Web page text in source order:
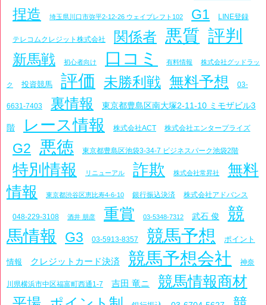
捏造 埼玉県川口市弥平2-12-26 ウェイブレフト102 G1 LINE登録
テレコムクレジット株式会社 関係者 悪質 評判
新馬戦 初心者向け 口コミ 有料情報 株式会社グッドラッ
ク 投資競馬 評価 未勝利戦 無料予想 03-
6631-7403 裏情報 東京都豊島区南大塚2-11-10 ミモザビル3
階 レース情報 株式会社ACT 株式会社エンタープライズ
G2 悪徳 東京都豊島区池袋3-34-7 ビジネスパーク池袋2階
特別情報 リニューアル 詐欺 株式会社常昇社
無料
情報
東京都渋谷区恵比寿4-6-10 銀行振込決済 株式会社アドバンス
048-229-3108 酒井 朋彦 重賞 03-5348-7312 武石 俊
競
馬情報
G3 03-5913-8357 競馬予想 ポイント
情報 クレジットカード決済 競馬予想会社 神奈
川県横浜市中区福富町西通1-7 吉田 竜ニ 競馬情報商材